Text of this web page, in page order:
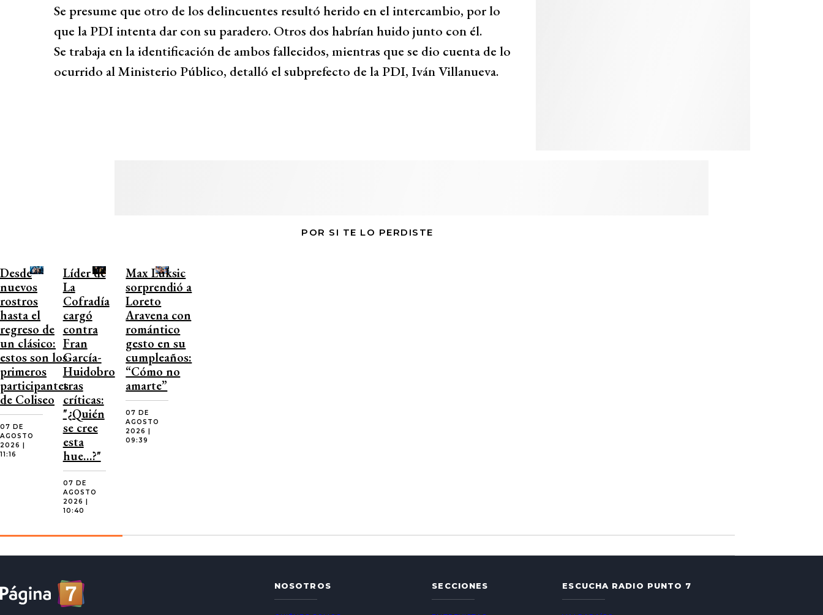
Se presume que otro de los delincuentes resultó herido en el intercambio, por lo
que la PDI intenta dar con su paradero. Otros dos habrían huido junto con él.
Se trabaja en la identificación de ambos fallecidos, mientras que se dio cuenta de lo
ocurrido al Ministerio Público, detalló el subprefecto de la PDI, Iván Villanueva.
POR SI TE LO PERDISTE
Desde
nuevos
rostros
hasta el
regreso de
un clásico:
estos son los
primeros
participantes
de Coliseo
07 DE
AGOSTO
2026 |
11:16
Líder de
La
Cofradía
cargó
contra
Fran
García-
Huidobro
tras
críticas:
"¿Quién
se cree
esta
hue…?"
07 DE
AGOSTO
2026 |
10:40
Max Luksic
sorprendió a
Loreto
Aravena con
romántico
gesto en su
cumpleaños:
“Cómo no
amarte”
07 DE
AGOSTO
2026 |
09:39
NOSOTROS SECCIONES ESCUCHA RADIO PUNTO 7